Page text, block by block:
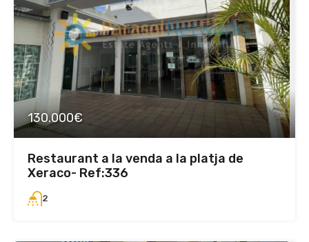
130.000€
Restaurant a la venda a la platja de
Xeraco- Ref:336
2